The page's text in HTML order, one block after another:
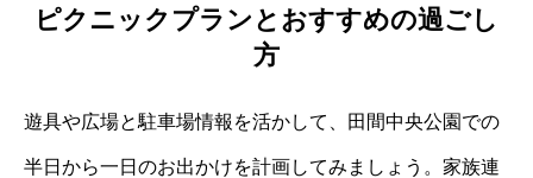
ピクニックプランとおすすめの過ごし
方
遊具や広場と駐車場情報を活かして、田間中央公園での
半日から一日のお出かけを計画してみましょう。家族連